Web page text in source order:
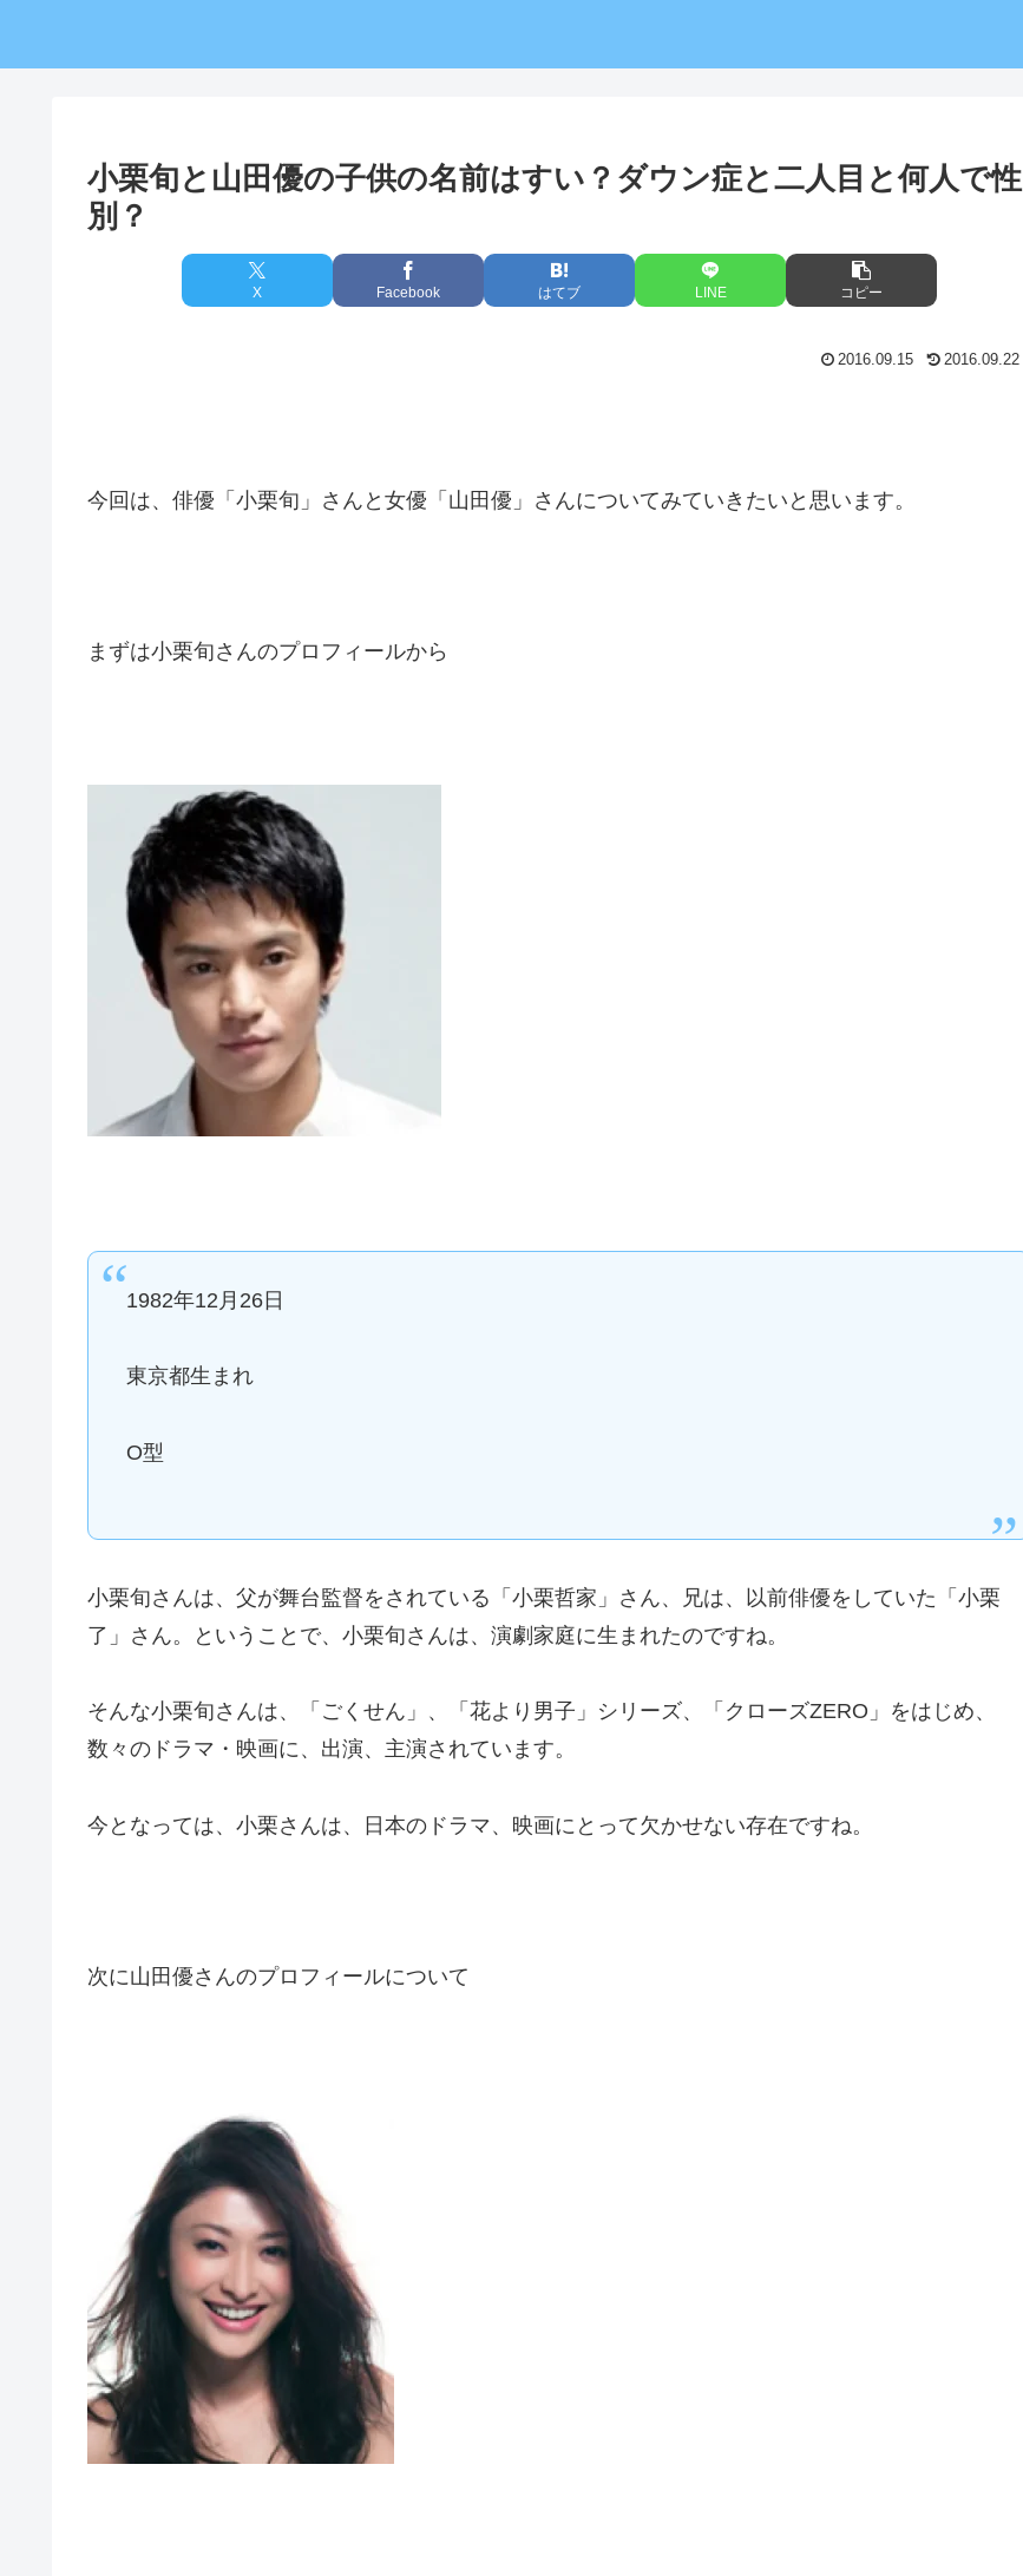
小栗旬と山田優の子供の名前はすい？ダウン症と二人目と何人で性
別？
X Facebook はてブ LINE コピー
2016.09.15 2016.09.22
今回は、俳優「小栗旬」さんと女優「山田優」さんについてみていきたいと思います。
まずは小栗旬さんのプロフィールから
1982年12月26日
東京都生まれ
O型
小栗旬さんは、父が舞台監督をされている「小栗哲家」さん、兄は、以前俳優をしていた「小栗
了」さん。ということで、小栗旬さんは、演劇家庭に生まれたのですね。
そんな小栗旬さんは、「ごくせん」、「花より男子」シリーズ、「クローズZERO」をはじめ、
数々のドラマ・映画に、出演、主演されています。
今となっては、小栗さんは、日本のドラマ、映画にとって欠かせない存在ですね。
次に山田優さんのプロフィールについて